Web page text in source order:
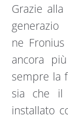
Grazie alla
generazio
ne
ancora
sempre la
sia che il
installato